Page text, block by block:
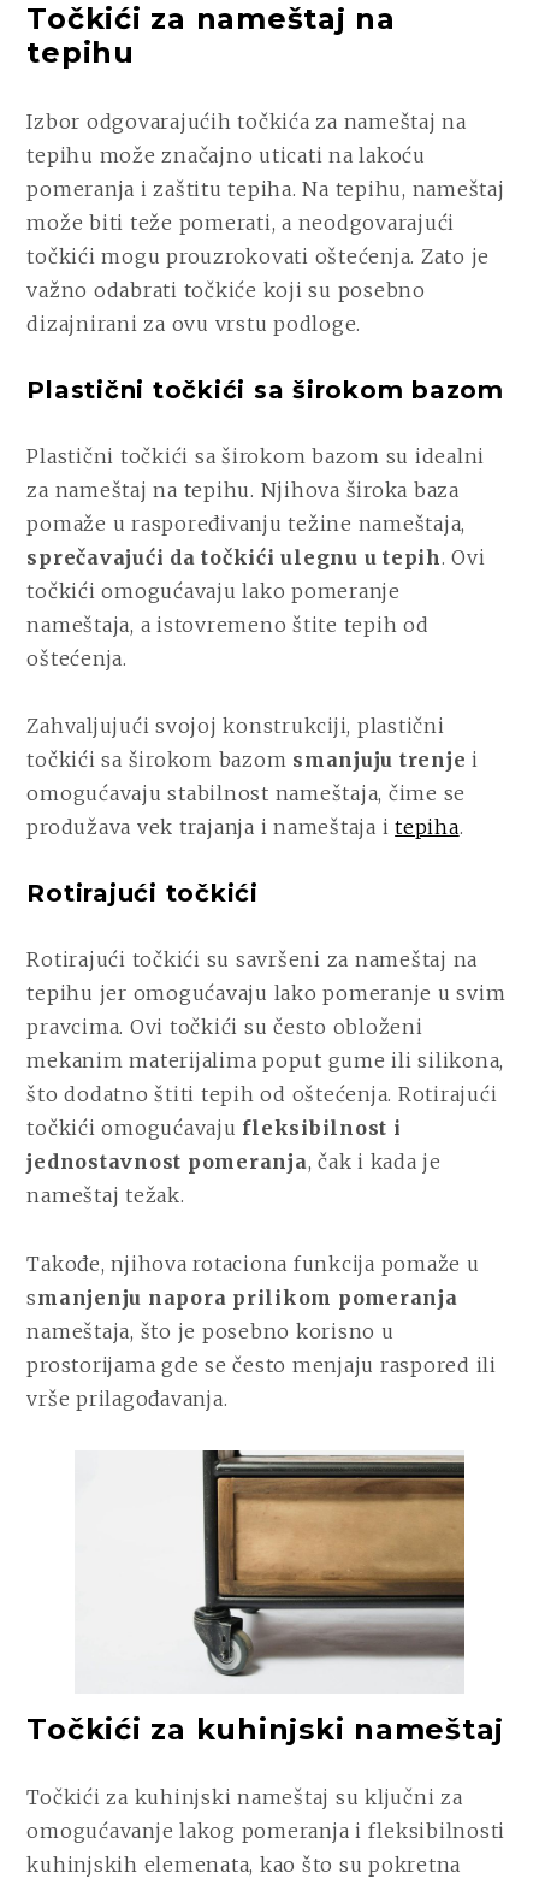
Točkići za nameštaj na
tepihu
Izbor odgovarajućih točkića za nameštaj na
tepihu može značajno uticati na lakoću
pomeranja i zaštitu tepiha. Na tepihu, nameštaj
može biti teže pomerati, a neodgovarajući
točkići mogu prouzrokovati oštećenja. Zato je
važno odabrati točkiće koji su posebno
dizajnirani za ovu vrstu podloge.
Plastični točkići sa širokom bazom
Plastični točkići sa širokom bazom su idealni
za nameštaj na tepihu. Njihova široka baza
pomaže u raspoređivanju težine nameštaja,
sprečavajući da točkići ulegnu u tepih . Ovi
točkići omogućavaju lako pomeranje
nameštaja, a istovremeno štite tepih od
oštećenja.
Zahvaljujući svojoj konstrukciji, plastični
točkići sa širokom bazom smanjuju trenje i
omogućavaju stabilnost nameštaja, čime se
produžava vek trajanja i nameštaja itepiha.
Rotirajući točkići
Rotirajući točkići su savršeni za nameštaj na
tepihu jer omogućavaju lako pomeranje u svim
pravcima. Ovi točkići su često obloženi
mekanim materijalima poput gume ili silikona,
što dodatno štiti tepih od oštećenja. Rotirajući
točkići omogućavaju fleksibilnost i
jednostavnost pomeranja, čak i kada je
nameštaj težak.
Takođe, njihova rotaciona funkcija pomaže u
smanjenju napora prilikom pomeranja
nameštaja, što je posebno korisno u
prostorijama gde se često menjaju raspored ili
vrše prilagođavanja.
Točkići za kuhinjski nameštaj
Točkići za kuhinjski nameštaj su ključni za
omogućavanje lakog pomeranja i fleksibilnosti
kuhinjskih elemenata, kao što su pokretna